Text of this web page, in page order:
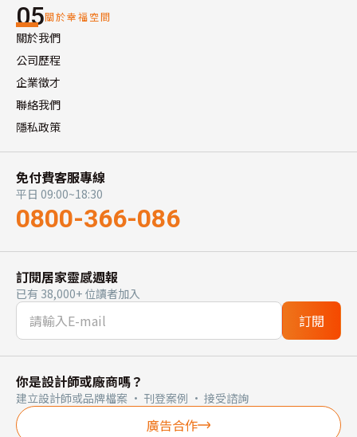
05關於幸福空間
關於我們
公司歷程
企業徵才
聯絡我們
隱私政策
免付費客服專線
平日 09:00~18:30
0800-366-086
訂閱居家靈感週報
已有 38,000+ 位讀者加入
訂閱
你是設計師或廠商嗎？
建立設計師或品牌檔案 · 刊登案例 · 接受諮詢
廣告合作